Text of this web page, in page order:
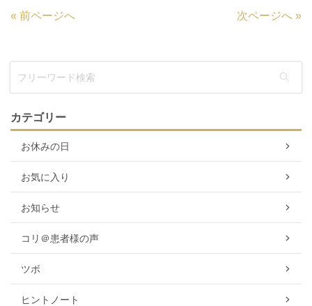
« 前ページへ 次ページへ »
カテゴリー
お休みの日
お気に入り
お知らせ
コリ＠患者様の声
ツボ
ヒントノート